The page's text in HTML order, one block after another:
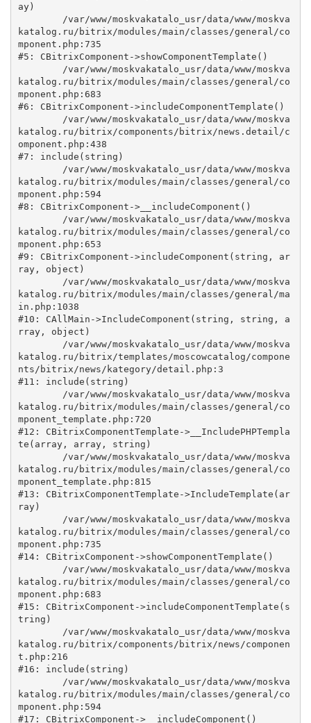
ay)
katalog.ru/bitrix/modules/main/classes/general/co
mponent.php:735
#5: CBitrixComponent->showComponentTemplate()
katalog.ru/bitrix/modules/main/classes/general/co
mponent.php:683
#6: CBitrixComponent->includeComponentTemplate()
katalog.ru/bitrix/components/bitrix/news.detail/c
omponent.php:438
#7: include(string)
katalog.ru/bitrix/modules/main/classes/general/co
mponent.php:594
#8: CBitrixComponent->__includeComponent()
katalog.ru/bitrix/modules/main/classes/general/co
mponent.php:653
#9: CBitrixComponent->includeComponent(string, ar
ray, object)
katalog.ru/bitrix/modules/main/classes/general/ma
in.php:1038
#10: CAllMain->IncludeComponent(string, string, a
rray, object)
katalog.ru/bitrix/templates/moscowcatalog/compone
nts/bitrix/news/kategory/detail.php:3
#11: include(string)
katalog.ru/bitrix/modules/main/classes/general/co
mponent_template.php:720
#12: CBitrixComponentTemplate->__IncludePHPTempla
te(array, array, string)
katalog.ru/bitrix/modules/main/classes/general/co
mponent_template.php:815
#13: CBitrixComponentTemplate->IncludeTemplate(ar
ray)
katalog.ru/bitrix/modules/main/classes/general/co
mponent.php:735
#14: CBitrixComponent->showComponentTemplate()
katalog.ru/bitrix/modules/main/classes/general/co
mponent.php:683
#15: CBitrixComponent->includeComponentTemplate(s
tring)
katalog.ru/bitrix/components/bitrix/news/componen
t.php:216
#16: include(string)
katalog.ru/bitrix/modules/main/classes/general/co
mponent.php:594
#17: CBitrixComponent->__includeComponent()